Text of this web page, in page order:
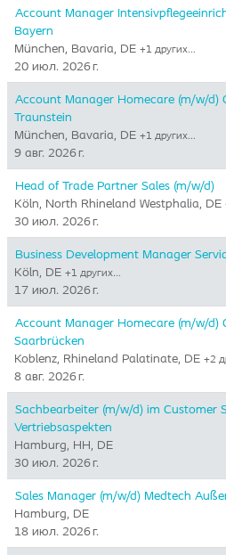
Account Manager
Bayern
München, Bavaria, DE +1 других…
20 июл. 2026 г.
Account Manager Homecare (m/w/d)
Traunstein
München, Bavaria, DE +1 других…
9 авг. 2026 г.
Head of Trade Partner Sales (m/w/d)
Köln, North Rhineland Westphalia, DE
30 июл. 2026 г.
Business Development Manager
Köln, DE +1 других…
17 июл. 2026 г.
Account Manager Homecare (m/w/d)
Saarbrücken
Koblenz, Rhineland Palatinate, DE +2
8 авг. 2026 г.
Sachbearbeiter (m/w/d) im Customer
Vertriebsaspekten
Hamburg, HH, DE
30 июл. 2026 г.
Sales Manager (m/w/d) Medtech
Hamburg, DE
18 июл. 2026 г.